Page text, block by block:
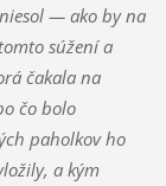
— ako by na
súžení a
čakala na
čo bolo
paholkov ho
a kým